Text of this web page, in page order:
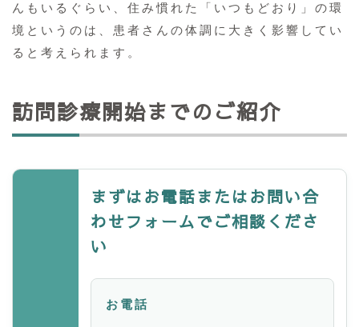
んもいるぐらい、住み慣れた「いつもどおり」の環
境というのは、患者さんの体調に大きく影響してい
ると考えられます。
訪問診療開始までのご紹介
まずはお電話またはお問い合
わせフォームでご相談くださ
い
お電話